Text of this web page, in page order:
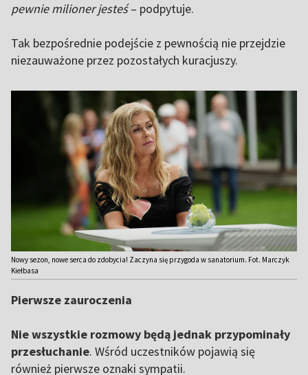
pewnie milioner jesteś– podpytuje.
Tak bezpośrednie podejście z pewnością nie przejdzie
niezauważone przez pozostałych kuracjuszy.
Nowy sezon, nowe serca do zdobycia! Zaczyna się przygoda w sanatorium. Fot. Marczyk
Kiełbasa
Pierwsze zauroczenia
Nie wszystkie rozmowy będą jednak przypominały
przesłuchanie. Wśród uczestników pojawią się
również pierwsze oznaki sympatii.